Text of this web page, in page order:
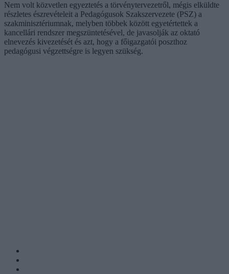
Nem volt közvetlen egyeztetés a törvénytervezetről, mégis elküldte
részletes észrevételeit a Pedagógusok Szakszervezete (PSZ) a
szakminisztériumnak, melyben többek között egyetértettek a
kancellári rendszer megszüntetésével, de javasolják az oktató
elnevezés kivezetését és azt, hogy a főigazgatói poszthoz
pedagógusi végzettségre is legyen szükség.